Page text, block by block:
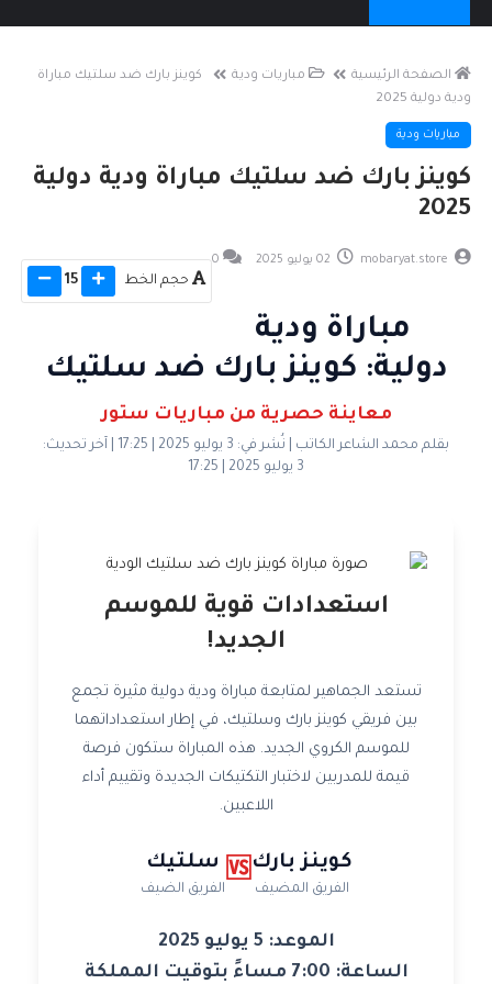
الصفحة الرئيسية مباريات ودية
كوينز بارك ضد سلتيك مباراة
ودية دولية 2025
مباريات ودية
كوينز بارك ضد سلتيك مباراة ودية دولية
2025
mobaryat.store
0
حجم الخط 15
مباراة ودية
دولية: كوينز بارك ضد سلتيك
معاينة حصرية من مباريات ستور
بقلم محمد الشاعر الكاتب | نُشر في: 3 يوليو 2025 | 17:25 | آخر تحديث:
3 يوليو 2025 | 17:25
استعدادات قوية للموسم
الجديد!
تستعد الجماهير لمتابعة مباراة ودية دولية مثيرة تجمع
بين فريقي كوينز بارك وسلتيك، في إطار استعداداتهما
للموسم الكروي الجديد. هذه المباراة ستكون فرصة
قيمة للمدربين لاختبار التكتيكات الجديدة وتقييم أداء
اللاعبين.
كوينز بارك
الفريق المضيف
🆚 سلتيك
الفريق الضيف
الموعد: 5 يوليو 2025
الساعة: 7:00 مساءً بتوقيت المملكة